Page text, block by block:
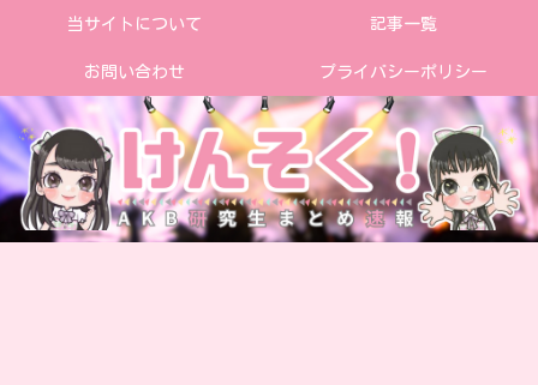
当サイトについて 記事一覧
お問い合わせ プライバシーポリシー